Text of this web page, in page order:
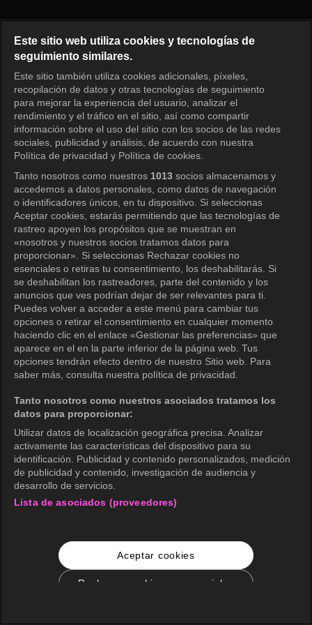
Iniciar sesión
Este sitio web utiliza cookies y tecnologías de
seguimiento similares.
Este sitio también utiliza cookies adicionales, píxeles,
recopilación de datos y otras tecnologías de seguimiento
para mejorar la experiencia del usuario, analizar el
rendimiento y el tráfico en el sitio, así como compartir
información sobre el uso del sitio con los socios de las redes
sociales, publicidad y análisis, de acuerdo con nuestra
Política de privacidad y Política de cookies.
Tanto nosotros como nuestros 1013 socios almacenamos y
accedemos a datos personales, como datos de navegación
o identificadores únicos, en tu dispositivo. Si seleccionas
Aceptar cookies, estarás permitiendo que las tecnologías de
rastreo apoyen los propósitos que se muestran en
«nosotros y nuestros socios tratamos datos para
proporcionar». Si seleccionas Rechazar cookies no
esenciales o retiras tu consentimiento, los deshabilitarás. Si
se deshabilitan los rastreadores, parte del contenido y los
anuncios que ves podrían dejar de ser relevantes para ti.
Puedes volver a acceder a este menú para cambiar tus
opciones o retirar el consentimiento en cualquier momento
haciendo clic en el enlace «Gestionar las preferencias» que
aparece en el en la parte inferior de la página web. Tus
opciones tendrán efecto dentro de nuestro Sitio web. Para
saber más, consulta nuestra política de privacidad.
Tanto nosotros como nuestros asociados tratamos los
datos para proporcionar:
Utilizar datos de localización geográfica precisa. Analizar
activamente las características del dispositivo para su
identificación. Publicidad y contenido personalizados, medición
de publicidad y contenido, investigación de audiencia y
desarrollo de servicios.
Lista de asociados (proveedores)
Aceptar cookies
Rechazar cookies no esenciales